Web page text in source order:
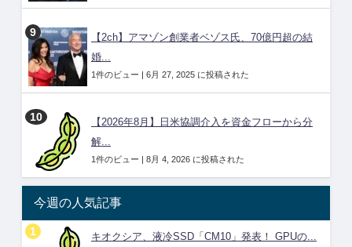
【2ch】アマゾン創業者ベゾス氏、70億円超の結
婚...
1件のビュー | 6月 27, 2025 に投稿された
【2026年8月】日米協調介入を資金フローから分
解...
1件のビュー | 8月 4, 2026 に投稿された
今週の人気記事
キオクシア、液冷SSD「CM10」発表！ GPUの...